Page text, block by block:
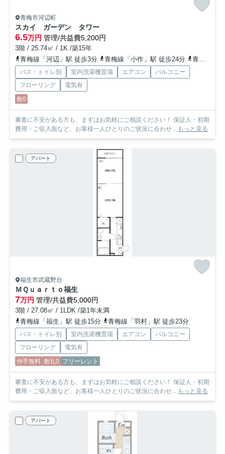
青梅市河辺町
スカイ ガーデン タワー
6.5万円 管理/共益費5,200円
3階 / 25.74㎡ / 1K /築15年
青梅線「河辺」駅 徒歩3分
青梅線「小作」駅 徒歩24分 青梅線「東青梅」駅 徒歩18分
バス・トイレ別 室内洗濯機置場 エアコン
バルコニー
フローリング
電気有
敷0
審査に不安がある方も、まずはお気軽にご相談ください！ 保証人・初期
費用・ご収入面など、お客様一人ひとりのご状況に合わせ... もっと見る
アパート
福生市武蔵野台
ＭＱｕａｒｔｏ福生
7万円 管理/共益費5,000円
3階 / 27.08㎡ / 1LDK /築1年未満
青梅線「福生」駅 徒歩15分
青梅線「羽村」駅 徒歩23分
バス・トイレ別 室内洗濯機置場 エアコン
バルコニー
フローリング
電気有
仲手無料 敷礼0 フリーレント
審査に不安がある方も、まずはお気軽にご相談ください！ 保証人・初期
費用・ご収入面など、お客様一人ひとりのご状況に合わせ... もっと見る
アパート